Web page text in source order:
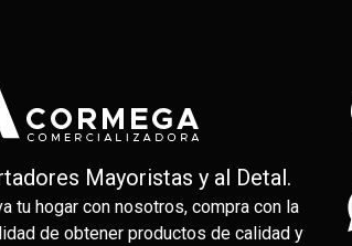
Mayoristas y al Detal.
tu hogar con nosotros, compra con la
de obtener productos de calidad y